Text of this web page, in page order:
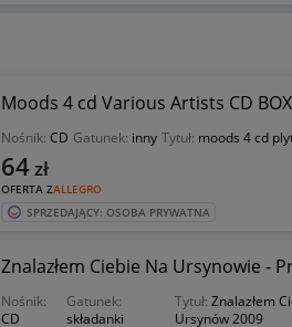
Moods 4 cd Various Artists CD BOX
Nośnik: CD Gatunek: inny Tytuł: moods 4 cd
OFERTA ZALLEGRO
64 zł
SPRZEDAJĄCY: OSOBA PRYWATNA
Znalazłem Ciebie Na Ursynowie -
Nośnik:
CD
Gatunek:
składanki
Tytuł:Znalazłem
Ursynów 2009